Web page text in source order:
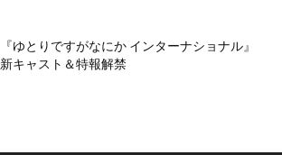
『ゆとりですがなにか インターナショナル』
新キャスト＆特報解禁